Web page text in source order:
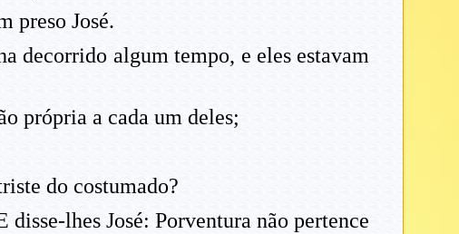
preso José.
decorrido algum tempo, e eles estavam
própria a cada um deles;
do costumado?
lhes José: Porventura não pertence